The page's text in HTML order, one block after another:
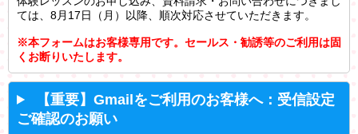
ては、8月17日（月）以降、順次対応させていただきます。
※本フォームはお客様専用です。セールス・勧誘等のご利用は固
くお断りいたします。
【重要】Gmailをご利用のお客様へ：受信設定
ご確認のお願い